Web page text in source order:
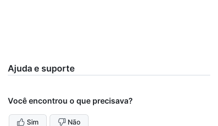
Ajuda e suporte
Você encontrou o que precisava?
Sim Não